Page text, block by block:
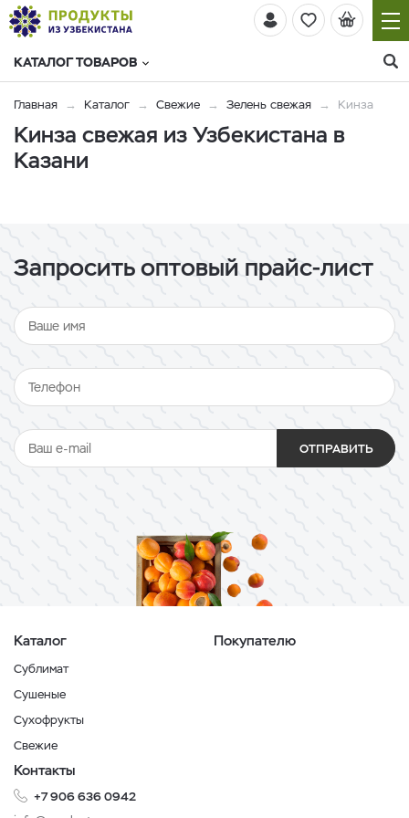
КАТАЛОГ ТОВАРОВ
Главная Каталог Свежие Зелень свежая Кинза
Кинза свежая из Узбекистана в
Казани
Запросить оптовый прайс-лист
ОТПРАВИТЬ
Каталог
Сублимат
Сушеные
Сухофрукты
Свежие
Покупателю
Контакты
+7 906 636 0942